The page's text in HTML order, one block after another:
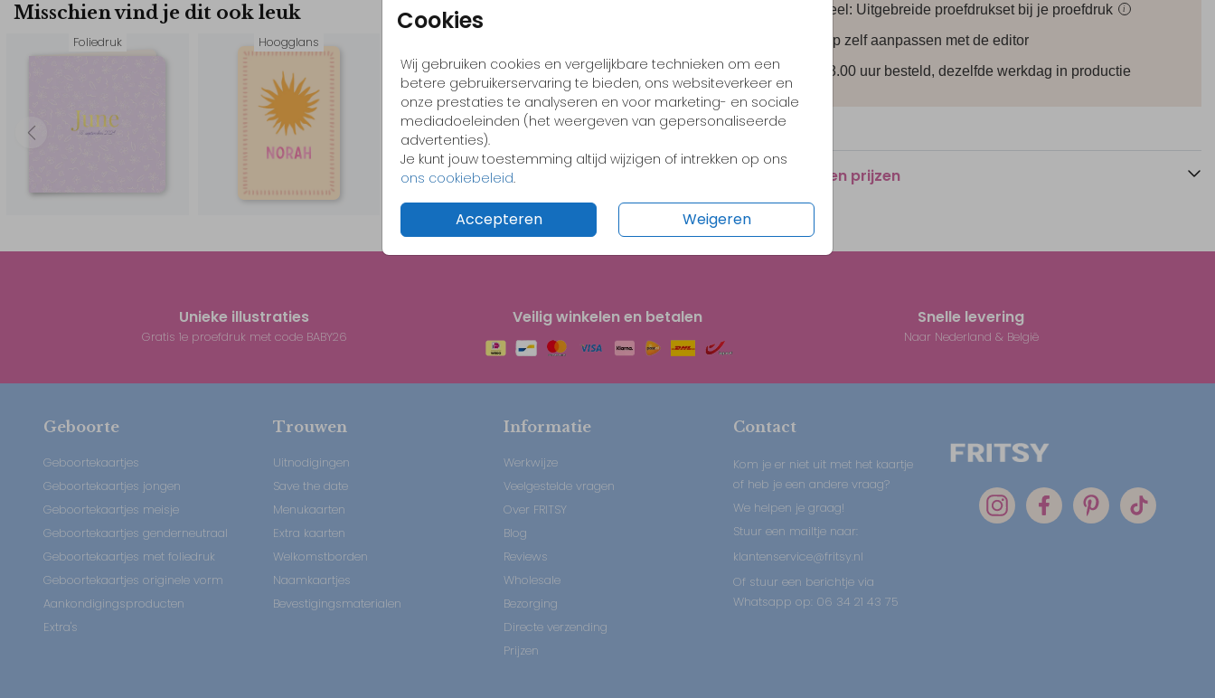
Cookies
Wij gebruiken cookies en vergelijkbare technieken om een
betere gebruikerservaring te bieden, ons websiteverkeer en
onze prestaties te analyseren en voor marketing- en sociale
mediadoeleinden (het weergeven van gepersonaliseerde
advertenties).
Je kunt jouw toestemming altijd wijzigen of intrekken op ons
ons cookiebeleid.
Accepteren Weigeren
Maar ook voor andere maanden is dit prachtige
geboortekaartje heel mooi. De kleuren van het kaartje kun
je eenvoudig aanpassen in de editor.
Door het goudfolie springt de naam er echt uit.
Misschien vind je dit ook leuk
Foliedruk Hoogglans
Optioneel: Uitgebreide proefdrukset bij je proefdruk i
Ontwerp zelf aanpassen met de editor
✓
Voor 18.00 uur besteld, dezelfde werkdag in productie
Formaten en prijzen
Unieke illustraties
Gratis 1e proefdruk met code BABY26
Veilig winkelen en betalen Snelle levering
Naar Nederland & België
Geboorte
Geboortekaartjes
Geboortekaartjes jongen
Geboortekaartjes meisje
Geboortekaartjes genderneutraal
Geboortekaartjes met foliedruk
Geboortekaartjes originele vorm
Aankondigingsproducten
Extra's
Trouwen
Uitnodigingen
Save the date
Menukaarten
Extra kaarten
Welkomstborden
Naamkaartjes
Bevestigingsmaterialen
Informatie
Werkwijze
Veelgestelde vragen
Over FRITSY
Blog
Reviews
Wholesale
Bezorging
Directe verzending
Prijzen
Contact
Kom je er niet uit met het kaartje
of heb je een andere vraag?
We helpen je graag!
Stuur een mailtje naar:
klantenservice@fritsy.nl
Of stuur een berichtje via
Whatsapp op: 06 34 21 43 75